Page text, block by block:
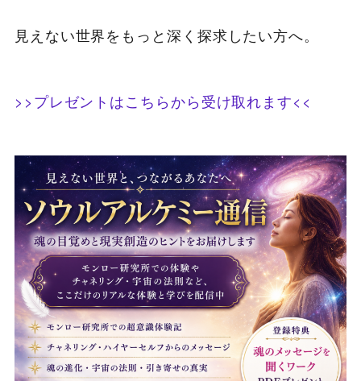
見えない世界をもっと深く探求したい方へ。
>>プレゼントはこちらから受け取れます<<